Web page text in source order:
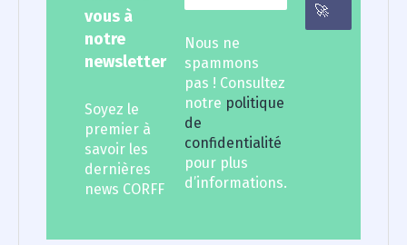
vous à
notre
newsletter
Soyez le
premier à
savoir les
dernières
news CORFF
Nous ne
spammons
pas ! Consultez
notre politique
de
confidentialité
pour plus
d’informations.